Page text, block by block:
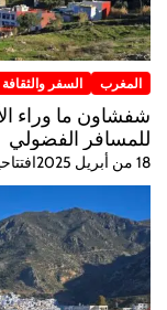
المغرب السفر والثقافة
شفشاون ما وراء
للمسافر الفضولي
18 من أبريل 2025